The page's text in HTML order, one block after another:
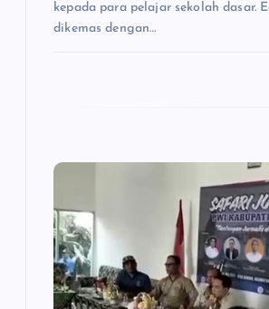
kepada para pelajar sekolah dasar.
dikemas dengan…